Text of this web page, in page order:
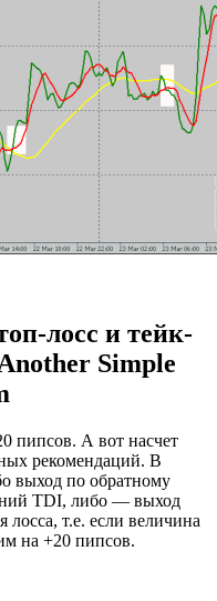
лосс и тейк-
Simple
пипсов. А вот насчет
рекомендаций. В
выход по обратному
TDI, либо — выход
т.е. если величина
на +20 пипсов.